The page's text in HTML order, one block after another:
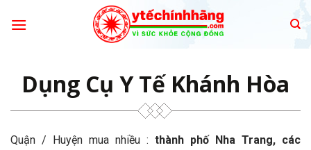
Dụng Cụ Y Tế Khánh Hòa
Quận / Huyện mua nhiều : thành phố Nha Trang, các